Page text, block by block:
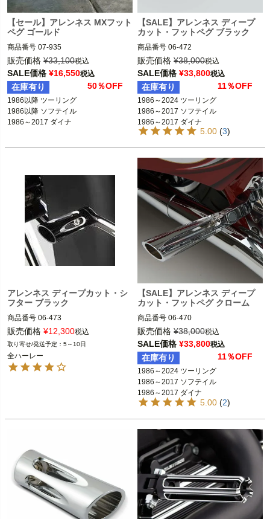
【セール】アレンネス MXフット
ペグ ゴールド
商品番号 07-935
3OT：1620-1962
2BC：525317
1986以降 ツーリング
※フットペグ装着車
1986以降 ソフテイル
1986～2017 ダイナ
販売価格 ¥33,100税込
SALE価格 ¥16,550税込
在庫有り 50％OFF
1986以降 ツーリング
1986以降 ソフテイル
1986～2017 ダイナ
【SALE】アレンネス ディープ
カット・フットペグ ブラック
商品番号 06-472
D型番:1620-0523
1986～2024 ツーリング FLHX、FLH
T、FLTR、FLHR
※フットペグ装着車
1986～2017 ソフテイル
1986～2017 ダイナ
1986～2021 スポーツスター
販売価格 ¥38,000税込
SALE価格 ¥33,800税込
在庫有り 11％OFF
1986～2024 ツーリング
1986～2017 ソフテイル
1986～2017 ダイナ
1986～2021 スポーツスター
5.00 (3)
アレンネス ディープカット・シ
フター ブラック
商品番号 06-473
D型番:1603-0088
全ハーレー
ARLEN NESS（アレンネス）
販売価格 ¥12,300税込
5～10日
全ハーレー
【SALE】アレンネス ディープ
カット・フットペグ クローム
商品番号 06-470
D型番:1620-0522
1986～2024 ツーリング FLHX、FLH
T、FLTR、FLHR
※フットペグ装着車
1986～2017 ソフテイル
1986～2017 ダイナ
1986～2021 スポーツスター
販売価格 ¥38,000税込
SALE価格 ¥33,800税込
在庫有り 11％OFF
1986～2024 ツーリング
1986～2017 ソフテイル
1986～2017 ダイナ
1986～2021 スポーツスター
5.00 (2)